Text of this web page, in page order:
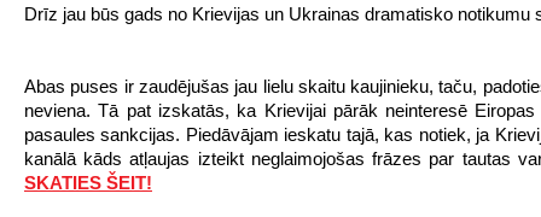
Drīz jau būs gads no Krievijas un Ukrainas dramatisko notikumu
Abas puses ir zaudējušas jau lielu skaitu kaujinieku, taču,
neviena. Tā pat izskatās, ka Krievijai pārāk neinteresē
pasaules sankcijas. Piedāvājam ieskatu tajā, kas notiek, ja
kanālā kāds atļaujas izteikt neglaimojošas frāzes par tautas
SKATIES ŠEIT!